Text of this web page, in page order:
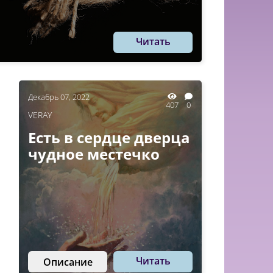
Читать
Декабрь 07, 2022
407 0
VERAY
Есть в сердце дверца
чудное местечко
Описание Читать